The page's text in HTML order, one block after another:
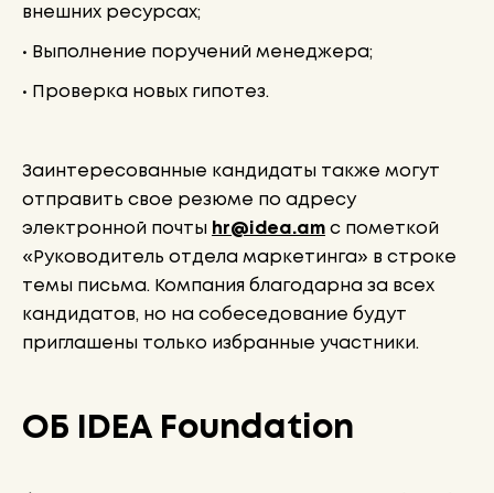
внешних ресурсах;
• Выполнение поручений менеджера;
• Проверка новых гипотез.
Заинтересованные кандидаты также могут
отправить свое резюме по адресу
электронной почты hr@idea.am с пометкой
«Руководитель отдела маркетинга» в строке
темы письма. Компания благодарна за всех
кандидатов, но на собеседование будут
приглашены только избранные участники.
ОБ IDEA Foundation